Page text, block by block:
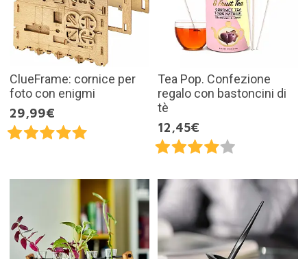
ClueFrame: cornice per
foto con enigmi
29,99€
Tea Pop. Confezione
regalo con bastoncini di
tè
12,45€